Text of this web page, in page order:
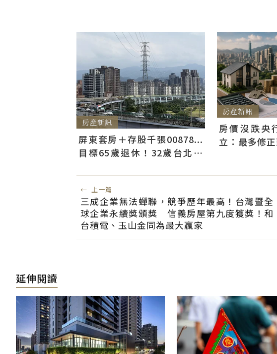
房產新訊
屏東套房＋存股千張00878...
目標65歲退休！32歲台北人
房產新訊
房價沒跌央
立：最多修
← 上一篇
三成企業無法蟬聯，競爭歷年最高！台灣暨全
球企業永續獎頒獎 信義房屋第九度獲獎！和
台積電、玉山金同為最大贏家
延伸閱讀